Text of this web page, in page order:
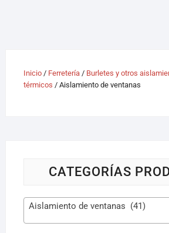
Inicio/ Ferretería/ Burletes y otros
térmicos / Aislamiento de ventanas
CATEGORÍAS
Aislamiento de ventanas (41)